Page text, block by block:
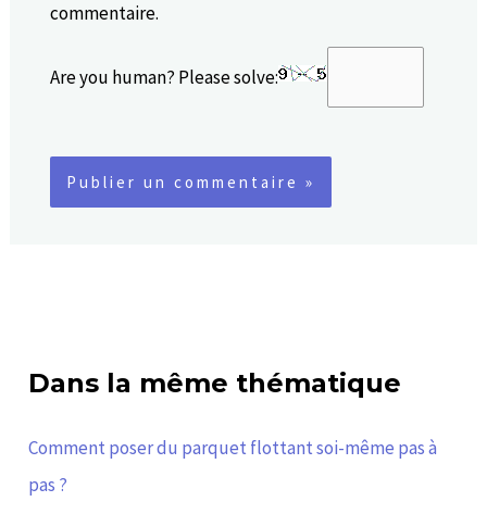
commentaire.
Are you human? Please solve:
Dans la même thématique
Comment poser du parquet flottant soi-même pas à
pas ?